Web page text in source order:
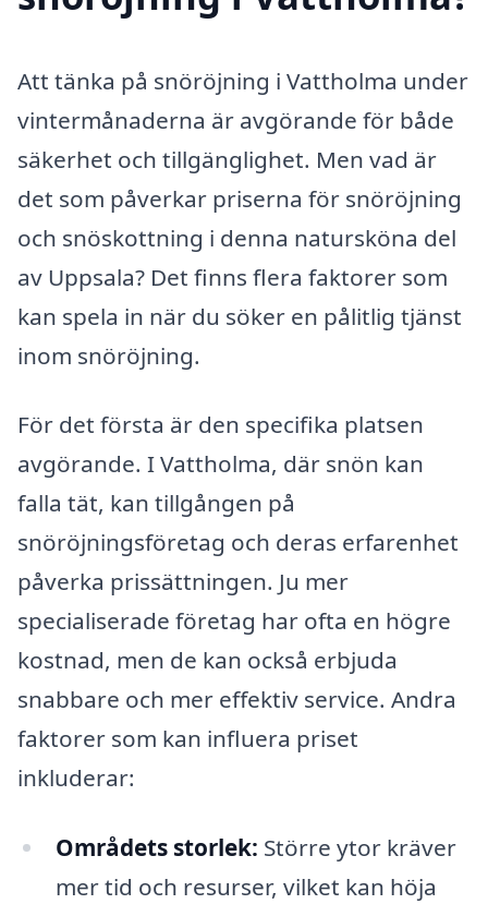
Att tänka på snöröjning i Vattholma under
vintermånaderna är avgörande för både
säkerhet och tillgänglighet. Men vad är
det som påverkar priserna för snöröjning
och snöskottning i denna natursköna del
av Uppsala? Det finns flera faktorer som
kan spela in när du söker en pålitlig tjänst
inom snöröjning.
För det första är den specifika platsen
avgörande. I Vattholma, där snön kan
falla tät, kan tillgången på
snöröjningsföretag och deras erfarenhet
påverka prissättningen. Ju mer
specialiserade företag har ofta en högre
kostnad, men de kan också erbjuda
snabbare och mer effektiv service. Andra
faktorer som kan influera priset
inkluderar:
Områdets storlek: Större ytor kräver
mer tid och resurser, vilket kan höja